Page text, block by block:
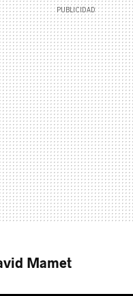
Mamet